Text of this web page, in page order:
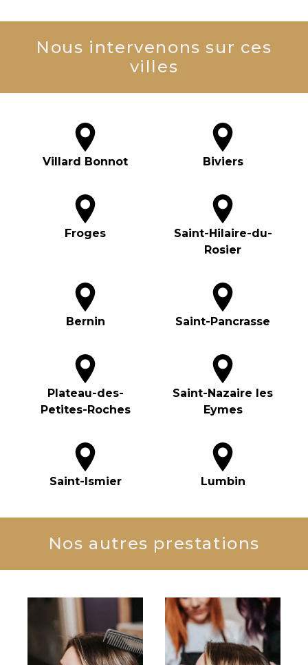
Nous intervenons sur ces
villes
Villard Bonnot Biviers
Froges
Saint-Hilaire-du-
Rosier
Bernin Saint-Pancrasse
Plateau-des-
Petites-Roches
Saint-Nazaire les
Eymes
Saint-Ismier Lumbin
Nos autres prestations